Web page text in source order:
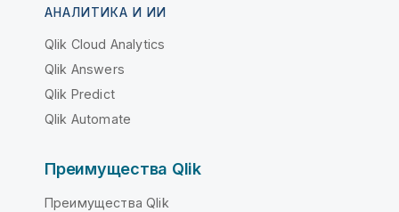
АНАЛИТИКА И ИИ
Qlik Cloud Analytics
Qlik Answers
Qlik Predict
Qlik Automate
Преимущества Qlik
Преимущества Qlik